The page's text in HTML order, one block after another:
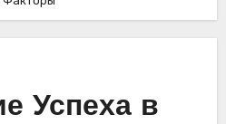
Успеха в